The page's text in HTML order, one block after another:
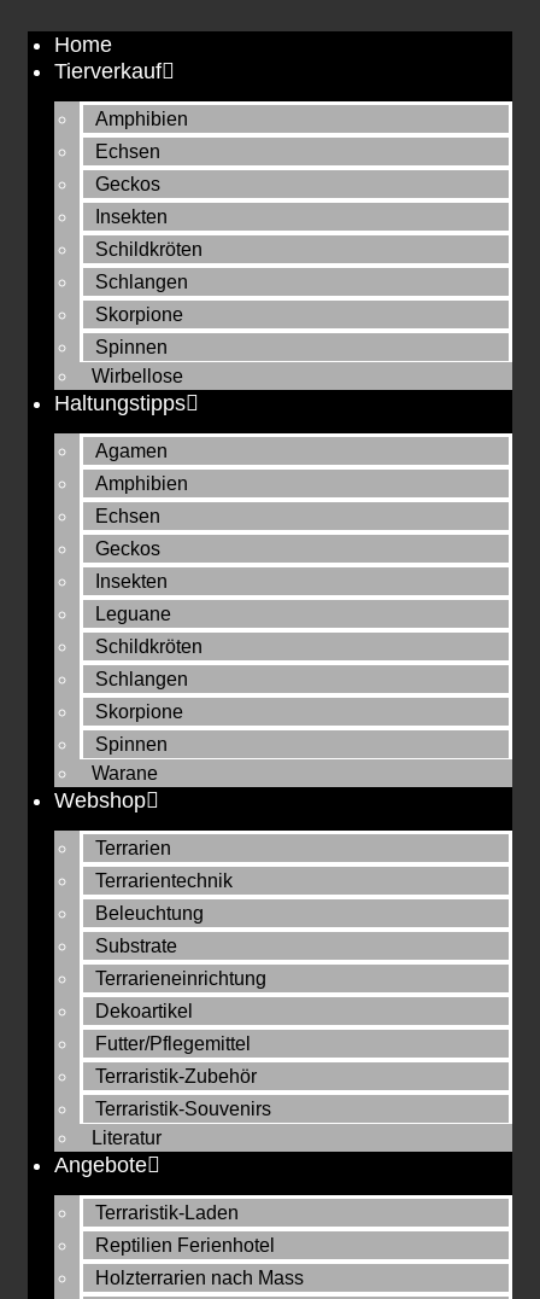
Inhalt
springen
Home
Tierverkauf
Amphibien
Echsen
Geckos
Insekten
Schildkröten
Schlangen
Skorpione
Spinnen
Wirbellose
Haltungstipps
Agamen
Amphibien
Echsen
Geckos
Insekten
Leguane
Schildkröten
Schlangen
Skorpione
Spinnen
Warane
Webshop
Terrarien
Terrarientechnik
Beleuchtung
Substrate
Terrarieneinrichtung
Dekoartikel
Futter/Pflegemittel
Terraristik-Zubehör
Terraristik-Souvenirs
Literatur
Angebote
Terraristik-Laden
Reptilien Ferienhotel
Holzterrarien nach Mass